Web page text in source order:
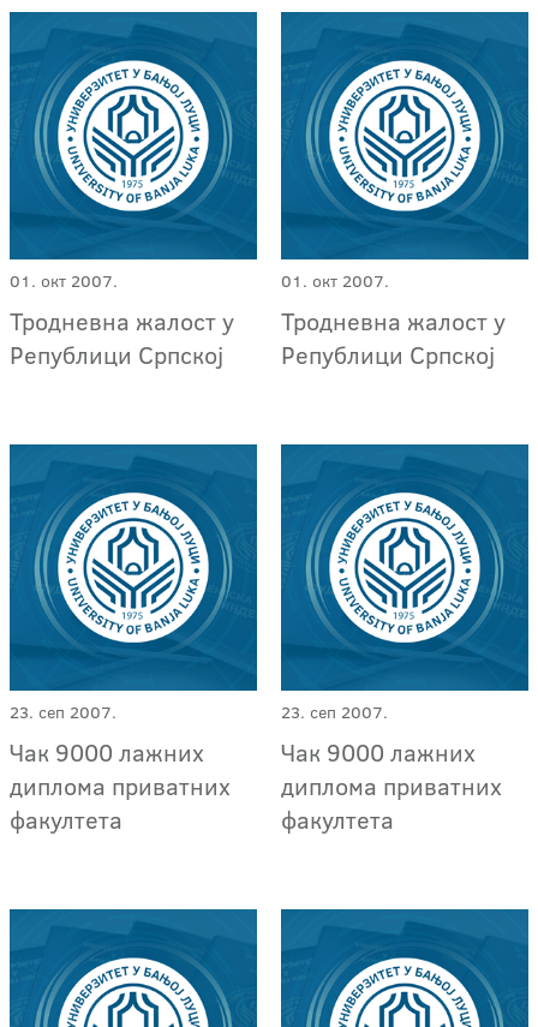
01. окт 2007.
Тродневна жалост у
Републици Српској
01. окт 2007.
Тродневна жалост у
Републици Српској
23. сеп 2007.
Чак 9000 лажних
диплома приватних
факултета
23. сеп 2007.
Чак 9000 лажних
диплома приватних
факултета